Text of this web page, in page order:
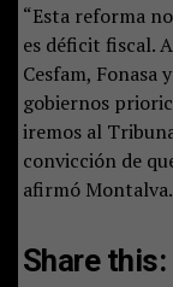
“Esta reforma
es déficit fiscal.
Cesfam, Fonasa
gobiernos
iremos al
convicción de
afirmó Montalva.
Share this: